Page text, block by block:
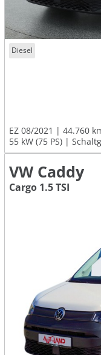
Diesel
EZ 08/2021
44.760
55 kW (75 PS)
VW Caddy
Cargo 1.5 TSI